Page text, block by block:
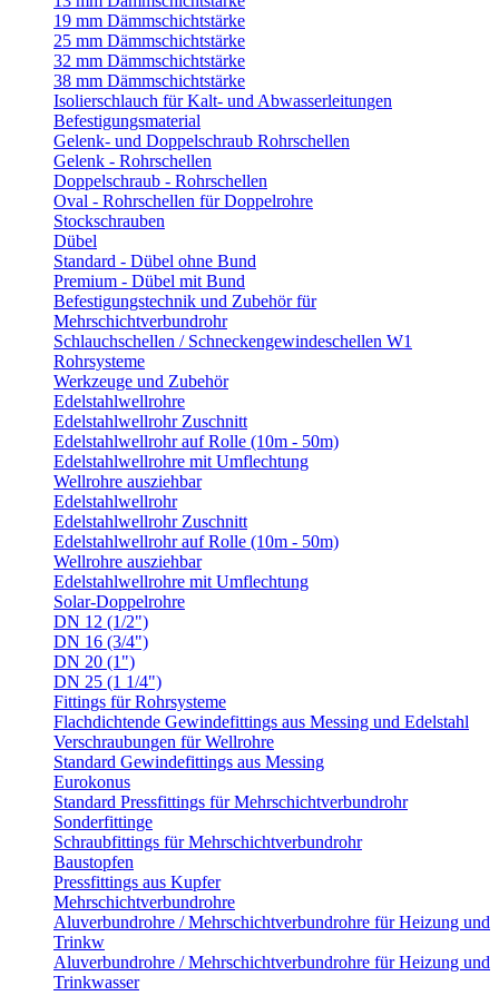
19 mm Dämmschichtstärke
25 mm Dämmschichtstärke
32 mm Dämmschichtstärke
38 mm Dämmschichtstärke
Isolierschlauch für Kalt- und Abwasserleitungen
Befestigungsmaterial
Gelenk- und Doppelschraub Rohrschellen
Gelenk - Rohrschellen
Doppelschraub - Rohrschellen
Oval - Rohrschellen für Doppelrohre
Stockschrauben
Dübel
Standard - Dübel ohne Bund
Premium - Dübel mit Bund
Befestigungstechnik und Zubehör für
Mehrschichtverbundrohr
Schlauchschellen / Schneckengewindeschellen W1
Rohrsysteme
Werkzeuge und Zubehör
Edelstahlwellrohre
Edelstahlwellrohr Zuschnitt
Edelstahlwellrohr auf Rolle (10m - 50m)
Edelstahlwellrohre mit Umflechtung
Wellrohre ausziehbar
Edelstahlwellrohr
Edelstahlwellrohr Zuschnitt
Edelstahlwellrohr auf Rolle (10m - 50m)
Wellrohre ausziehbar
Edelstahlwellrohre mit Umflechtung
Solar-Doppelrohre
DN 12 (1/2")
DN 16 (3/4")
DN 20 (1")
DN 25 (1 1/4")
Fittings für Rohrsysteme
Flachdichtende Gewindefittings aus Messing und Edelstahl
Verschraubungen für Wellrohre
Standard Gewindefittings aus Messing
Eurokonus
Standard Pressfittings für Mehrschichtverbundrohr
Sonderfittinge
Schraubfittings für Mehrschichtverbundrohr
Baustopfen
Pressfittings aus Kupfer
Mehrschichtverbundrohre
Aluverbundrohre / Mehrschichtverbundrohre für Heizung und
Trinkw
Aluverbundrohre / Mehrschichtverbundrohre für Heizung und
Trinkwasser